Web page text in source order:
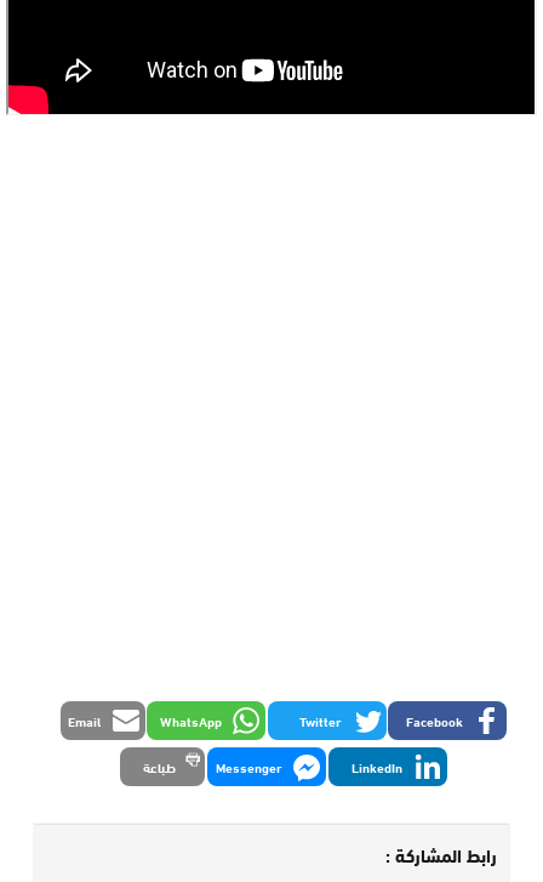
Facebook
Twitter
WhatsApp
Email
LinkedIn
Messenger طباعة
رابط المشاركة :